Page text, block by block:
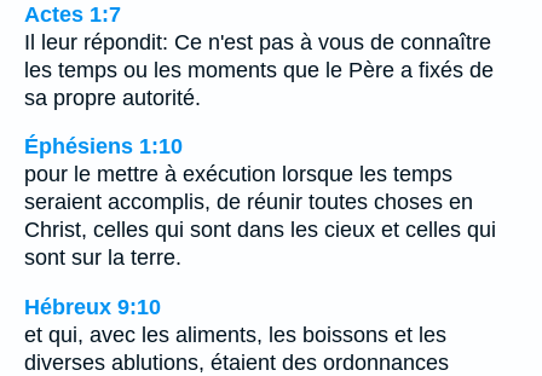
Actes 1:7
Il leur répondit: Ce n'est pas à vous de connaître
les temps ou les moments que le Père a fixés de
sa propre autorité.
Éphésiens 1:10
pour le mettre à exécution lorsque les temps
seraient accomplis, de réunir toutes choses en
Christ, celles qui sont dans les cieux et celles qui
sont sur la terre.
Hébreux 9:10
et qui, avec les aliments, les boissons et les
diverses ablutions, étaient des ordonnances